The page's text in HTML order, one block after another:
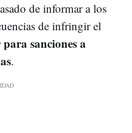
de informar a los
de infringir el
sanciones a
.